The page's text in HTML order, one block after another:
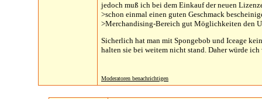
jedoch muß ich bei dem Einkauf der neuen
>schon einmal einen guten Geschmack
>Merchandising-Bereich gut Möglichkeiten den
Sicherlich hat man mit Spongebob und Iceage
halten sie bei weitem nicht stand. Daher würde
Moderatoren benachrichtigen